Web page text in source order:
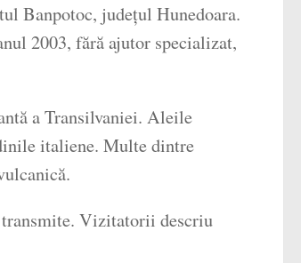
Banpotoc, județul Hunedoara.
2003, fără ajutor specializat,
a Transilvaniei. Aleile
italiene. Multe dintre
Vizitatorii descriu